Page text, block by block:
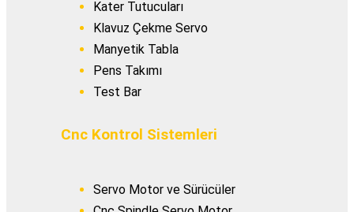
Kater Tutucuları
Klavuz Çekme Servo
Manyetik Tabla
Pens Takımı
Test Bar
Cnc Kontrol Sistemleri
Servo Motor ve Sürücüler